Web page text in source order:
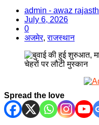
admin - awaz
July 6, 2026
0
अजमेर,राजस्थान
Spread the love